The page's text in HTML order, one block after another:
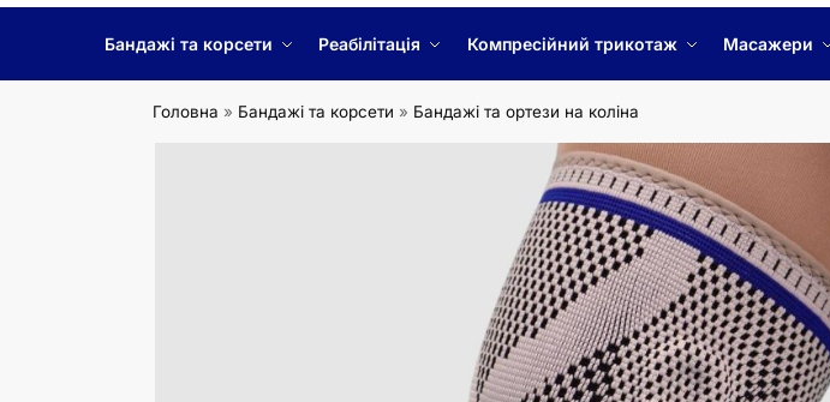
Бандажі та корсети Реабілітація Компресійний трикотаж Масажери
Головна » Бандажі та корсети » Бандажі та ортези на коліна